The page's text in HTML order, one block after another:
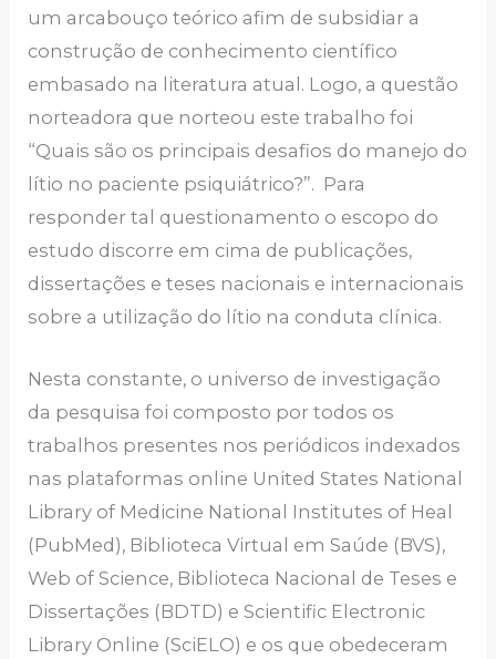
um arcabouço teórico afim de subsidiar a
construção de conhecimento científico
embasado na literatura atual. Logo, a questão
norteadora que norteou este trabalho foi
“Quais são os principais desafios do manejo do
lítio no paciente psiquiátrico?”. Para
responder tal questionamento o escopo do
estudo discorre em cima de publicações,
dissertações e teses nacionais e internacionais
sobre a utilização do lítio na conduta clínica.
Nesta constante, o universo de investigação
da pesquisa foi composto por todos os
trabalhos presentes nos periódicos indexados
nas plataformas online United States National
Library of Medicine National Institutes of Heal
(PubMed), Biblioteca Virtual em Saúde (BVS),
Web of Science, Biblioteca Nacional de Teses e
Dissertações (BDTD) e Scientific Electronic
Library Online (SciELO) e os que obedeceram